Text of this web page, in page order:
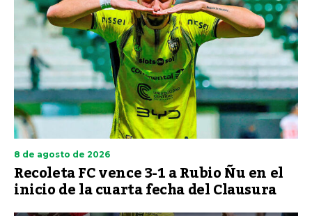
8 de agosto de 2026
Recoleta FC vence 3-1 a Rubio Ñu en el
inicio de la cuarta fecha del Clausura